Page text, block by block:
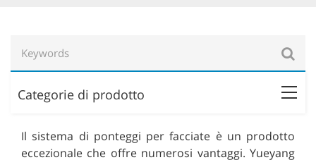
Categorie di prodotto
Il sistema di ponteggi per facciate è un prodotto
eccezionale che offre numerosi vantaggi. Yueyang